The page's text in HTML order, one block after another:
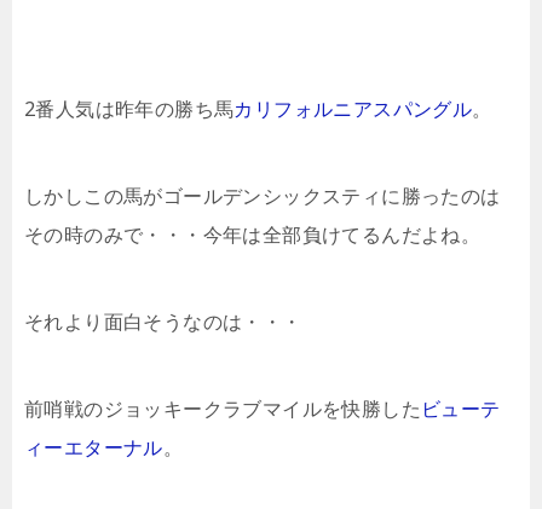
2番人気は昨年の勝ち馬カリフォルニアスパングル。
しかしこの馬がゴールデンシックスティに勝ったのは
その時のみで・・・今年は全部負けてるんだよね。
それより面白そうなのは・・・
前哨戦のジョッキークラブマイルを快勝した ビューテ
ィーエターナル。